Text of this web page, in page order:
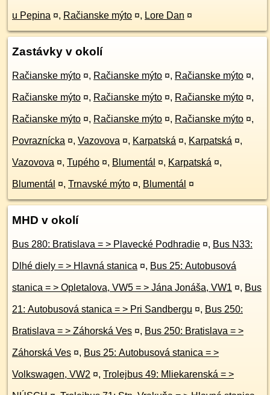
u Pepina ¤, Račianske mýto ¤, Lore Dan ¤
Zastávky v okolí
Račianske mýto ¤, Račianske mýto ¤, Račianske mýto ¤,
Račianske mýto ¤, Račianske mýto ¤, Račianske mýto ¤,
Račianske mýto ¤, Račianske mýto ¤, Račianske mýto ¤,
Povraznícka ¤, Vazovova ¤, Karpatská ¤, Karpatská ¤,
Vazovova ¤, Tupého ¤, Blumentál ¤, Karpatská ¤,
Blumentál ¤, Trnavské mýto ¤, Blumentál ¤
MHD v okolí
Bus 280: Bratislava = > Plavecké Podhradie ¤, Bus N33:
Dlhé diely = > Hlavná stanica ¤, Bus 25: Autobusová
stanica = > Opletalova, VW5 = > Jána Jonáša, VW1 ¤, Bus
21: Autobusová stanica = > Pri Sandbergu ¤, Bus 250:
Bratislava = > Záhorská Ves ¤, Bus 250: Bratislava = >
Záhorská Ves ¤, Bus 25: Autobusová stanica = >
Volkswagen, VW2 ¤, Trolejbus 49: Mliekarenská = >